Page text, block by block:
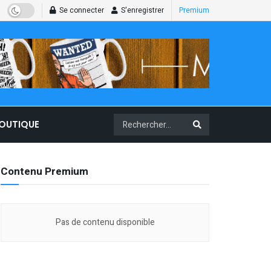
Se connecter S'enregistrer Premium
Contenu Premium
Pas de contenu disponible